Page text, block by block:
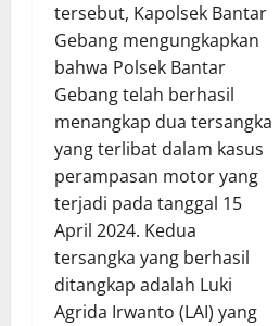
tersebut, Kapolsek Bantar
Gebang mengungkapkan
bahwa Polsek Bantar
Gebang telah berhasil
menangkap dua tersangka
yang terlibat dalam kasus
perampasan motor yang
terjadi pada tanggal 15
April 2024. Kedua
tersangka yang berhasil
ditangkap adalah Luki
Agrida Irwanto (LAI) yang